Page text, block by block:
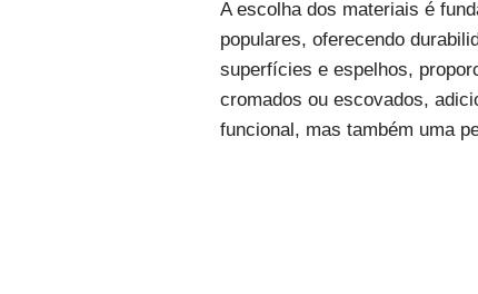
A escolha dos materiais é
populares, oferecendo
superfícies e espelhos,
cromados ou escovados,
funcional, mas também uma